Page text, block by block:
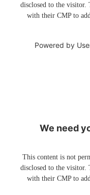
disclosed to the visitor.
with their CMP to
Powered by
We need
This content is not
disclosed to the visitor.
with their CMP to